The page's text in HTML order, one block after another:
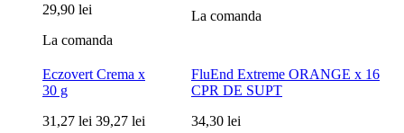
29,90 lei
La comanda
La comanda
Eczovert Crema x
30 g
31,27 lei 39,27 lei
FluEnd Extreme ORANGE x 16
CPR DE SUPT
34,30 lei